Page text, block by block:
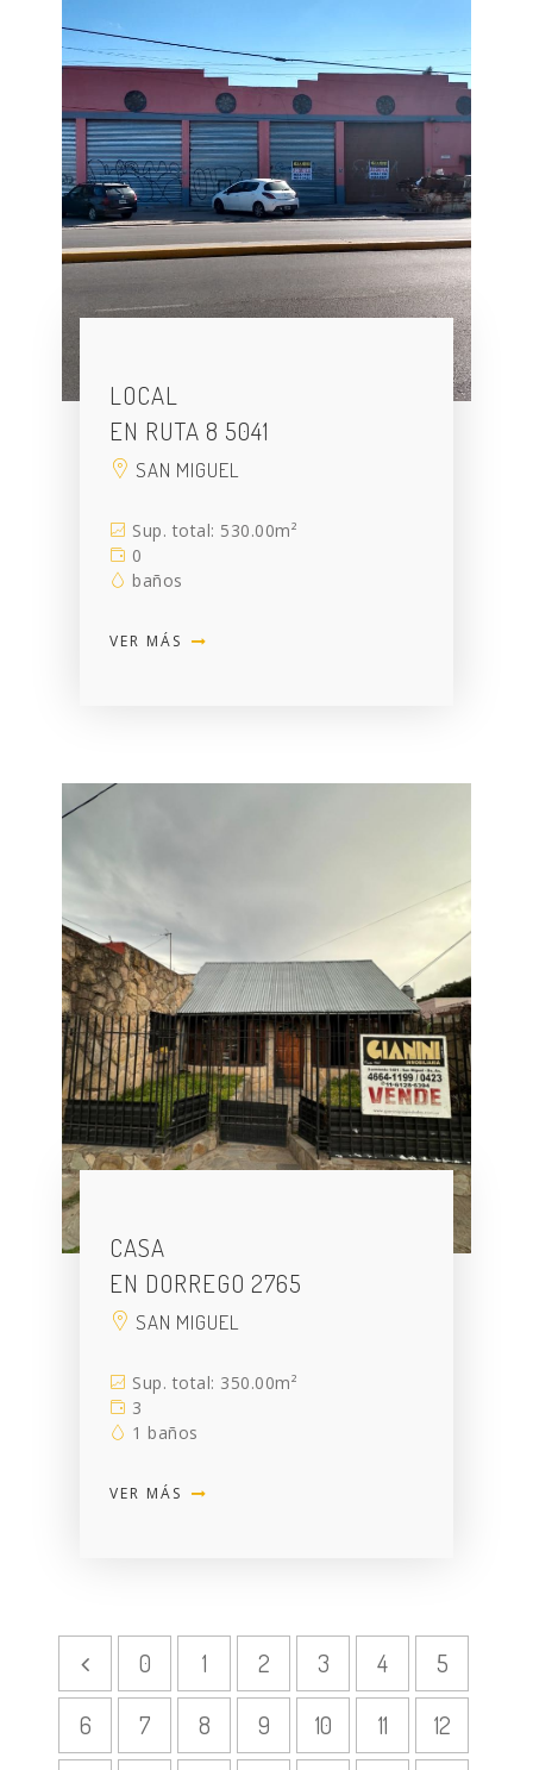
LOCAL
EN RUTA 8 5041
SAN MIGUEL
Sup. total: 530.00m²
0
baños
VER MÁS
CASA
EN DORREGO 2765
SAN MIGUEL
Sup. total: 350.00m²
3
1 baños
VER MÁS
0 1 2 3 4
5
6
7 8 9 10 11
12